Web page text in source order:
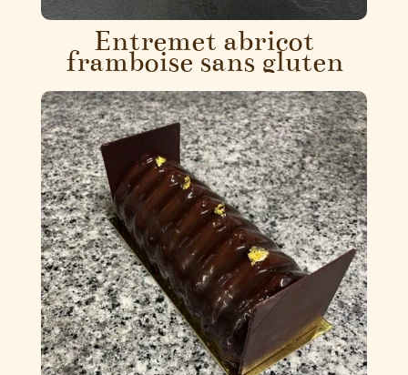
Entremet abricot
framboise sans gluten